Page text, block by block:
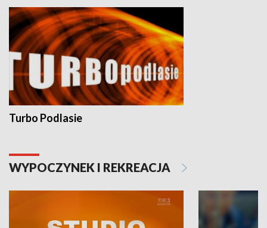
Turbo Podlasie
WYPOCZYNEK I REKREACJA